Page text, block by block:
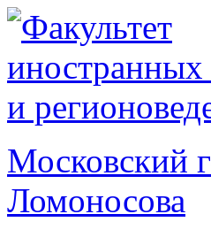
Московский
Ломоносова